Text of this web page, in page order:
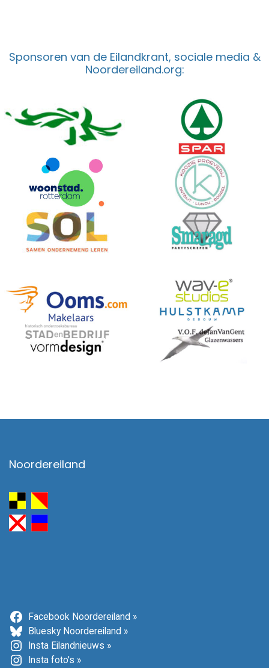
Sponsoren van de Eilandkrant, sociale media &
Noordereiland.org:
Noordereiland
Facebook Noordereiland »
Bluesky Noordereiland »
Insta Eilandnieuws »
Insta foto's »